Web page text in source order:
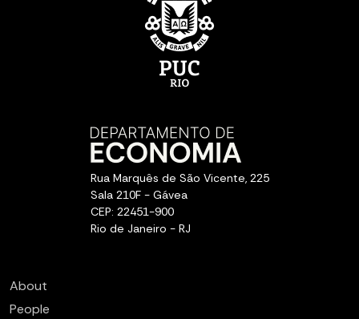
Rua Marquês de São Vicente, 225
Sala 210F - Gávea
CEP: 22451-900
Rio de Janeiro - RJ
About
People